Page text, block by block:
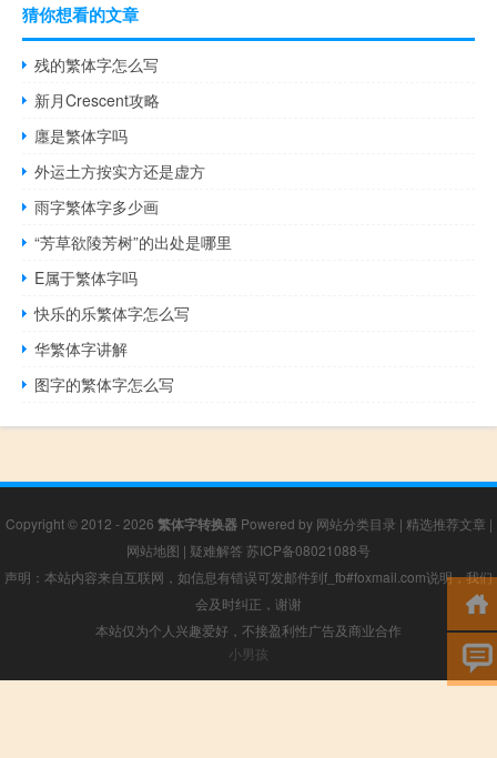
猜你想看的文章
残的繁体字怎么写
新月Crescent攻略
廛是繁体字吗
外运土方按实方还是虚方
雨字繁体字多少画
“芳草欲陵芳树”的出处是哪里
E属于繁体字吗
快乐的乐繁体字怎么写
华繁体字讲解
图字的繁体字怎么写
Copyright © 2012 - 2026 繁体字转换器Powered by 网站分类目录 | 精选推荐文章 |
网站地图 | 疑难解答 苏ICP备08021088号
声明：本站内容来自互联网，如信息有错误可发邮件到f_fb#foxmail.com说明，我们
会及时纠正，谢谢
本站仅为个人兴趣爱好，不接盈利性广告及商业合作
小男孩